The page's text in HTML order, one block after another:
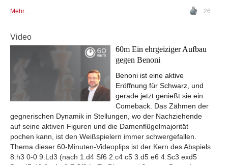
Mehr... 26
Video
60m Ein ehrgeiziger Aufbau
gegen Benoni
Benoni ist eine aktive
Eröffnung für Schwarz, und
gerade jetzt genießt sie ein
Comeback. Das Zähmen der
gegnerischen Dynamik in Stellungen, wo der Nachziehende
auf seine aktiven Figuren und die Damenflügelmajorität
pochen kann, ist den Weißspielern immer schwergefallen.
Thema dieser 60-Minuten-Videoplips ist der Kern des Abspiels
8.h3 0-0 9.Ld3 (nach 1.d4 Sf6 2.c4 c5 3.d5 e6 4.Sc3 exd5